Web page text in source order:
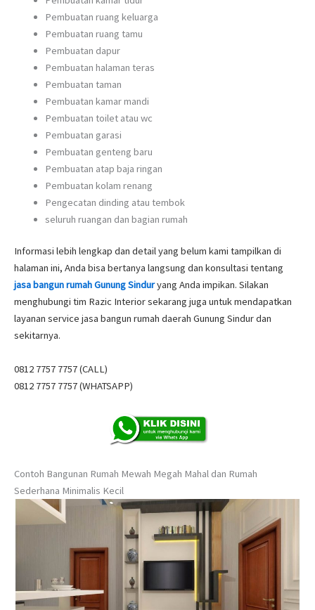
Pembuatan ruang keluarga
Pembuatan ruang tamu
Pembuatan dapur
Pembuatan halaman teras
Pembuatan taman
Pembuatan kamar mandi
Pembuatan toilet atau wc
Pembuatan garasi
Pembuatan genteng baru
Pembuatan atap baja ringan
Pembuatan kolam renang
Pengecatan dinding atau tembok
seluruh ruangan dan bagian rumah
Informasi lebih lengkap dan detail yang belum kami tampilkan di
halaman ini, Anda bisa bertanya langsung dan konsultasi tentang
jasa bangun rumah Gunung Sinduryang Anda impikan. Silakan
menghubungi tim Razic Interior sekarang juga untuk mendapatkan
layanan service jasa bangun rumah daerah Gunung Sindur dan
sekitarnya.
0812 7757 7757 (CALL)
0812 7757 7757 (WHATSAPP)
Contoh Bangunan Rumah Mewah Megah Mahal dan Rumah
Sederhana Minimalis Kecil